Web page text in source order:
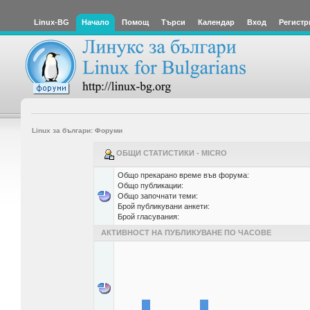
Linux-BG Начало Помощ Търси Календар Вход
Linux за българи: Форуми
ОБЩИ СТАТИСТИКИ - MICRO
Общо прекарано време във форума:
Общо публикации:
Общо започнати теми:
Брой публикувани анкети:
Брой гласувания:
АКТИВНОСТ НА ПУБЛИКУВАНЕ ПО ЧАСОВЕ